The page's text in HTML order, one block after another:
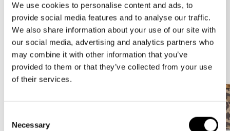
We use cookies to personalise content and ads, to
provide social media features and to analyse our traffic.
We also share information about your use of our site with
our social media, advertising and analytics partners who
may combine it with other information that you’ve
provided to them or that they’ve collected from your use
of their services.
Selection
Necessary